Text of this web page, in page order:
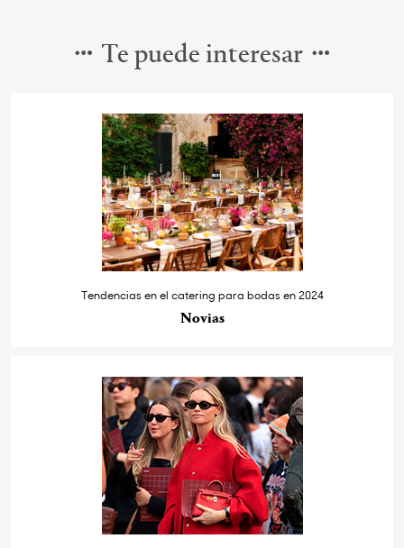
Te puede interesar
Tendencias en el catering para bodas en 2024
Novias